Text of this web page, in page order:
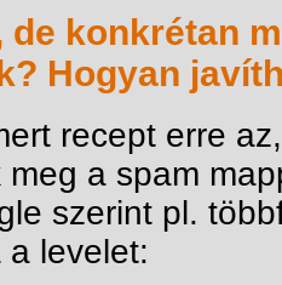
de konkrétan
Hogyan
recept erre
meg a spam
szerint pl.
a levelet: